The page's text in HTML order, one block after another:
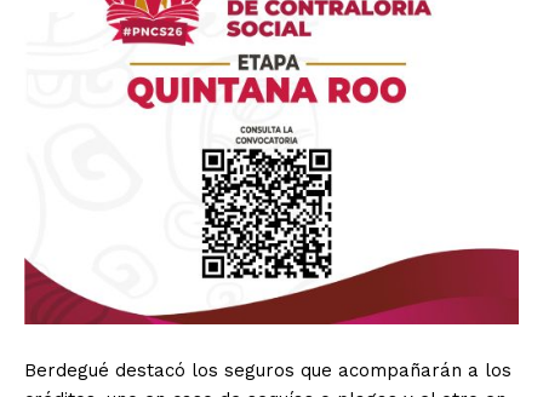
Berdegué destacó los seguros que acompañarán a los